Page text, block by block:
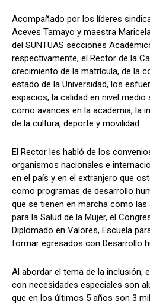
Acompañado por los líderes
Aceves Tamayo y maestra
del SUNTUAS secciones
respectivamente, el Rector de la
crecimiento de la matrícula, de la
estado de la Universidad, los
espacios, la calidad en nivel medio
como avances en la academia, la
de la cultura, deporte y movilidad.
El Rector les habló de los
organismos nacionales e
en el país y en el extranjero que
como programas de desarrollo
que se tienen en marcha como las
para la Salud de la Mujer, el
Diplomado en Valores, Escuela
formar egresados con Desarrollo
Al abordar el tema de la inclusión,
con necesidades especiales son
que en los últimos 5 años son 3